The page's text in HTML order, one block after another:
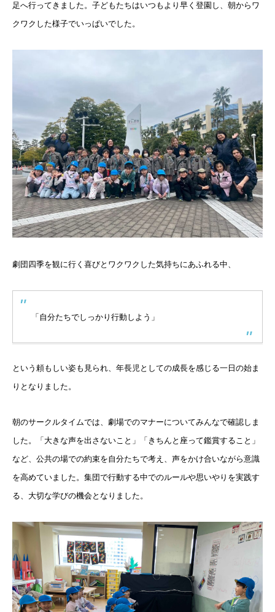
足へ行ってきました。 子どもたちはいつもより早く登園し、 朝からワ
クワクした様子でいっぱいでした。
劇団四季を観に行く喜びとワクワクした気持ちにあふれる中、
「自分たちでしっかり行動しよう」
という頼もしい姿も見られ、 年長児としての成長を感じる一日の始ま
りとなりました。
朝のサークルタイムでは、 劇場でのマナーについてみんなで確認しま
した。「 大きな声を出さないこと」「きちんと座って鑑賞すること」
など、 公共の場での約束を自分たちで考え、 声をかけ合いながら意識
を高めていました。 集団で行動する中でのルールや思いやりを実践す
る、 大切な学びの機会となりました。